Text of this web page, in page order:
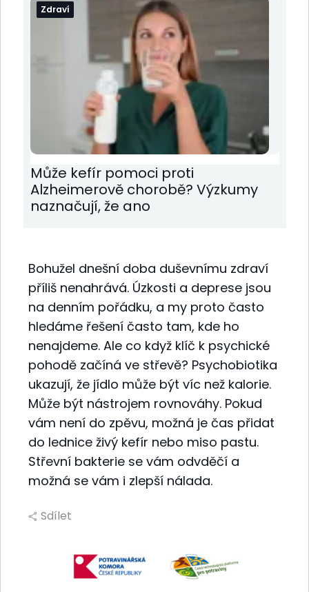
Zdraví
Může kefír pomoci proti
Alzheimerově chorobě? Výzkumy
naznačují, že ano
Bohužel dnešní doba duševnímu zdraví
příliš nenahrává. Úzkosti a deprese jsou
na denním pořádku, a my proto často
hledáme řešení často tam, kde ho
nenajdeme. Ale co když klíč k psychické
pohodě začíná ve střevě? Psychobiotika
ukazují, že jídlo může být víc než kalorie.
Může být nástrojem rovnováhy. Pokud
vám není do zpěvu, možná je čas přidat
do lednice živý kefír nebo miso pastu.
Střevní bakterie se vám odvděčí a
možná se vám i zlepší nálada.
Sdílet